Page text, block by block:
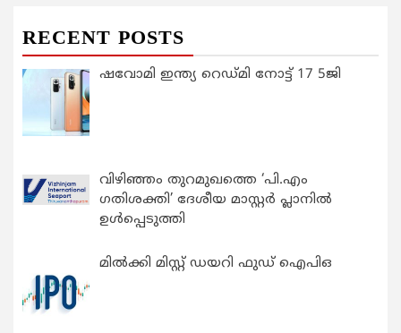
RECENT POSTS
ഷവോമി ഇന്ത്യ റെഡ്മി നോട്ട് 17 5ജി
വിഴിഞ്ഞം തുറമുഖത്തെ ‘പി.എം
ഗതിശക്തി’ ദേശീയ മാസ്റ്റർ പ്ലാനിൽ
ഉൾപ്പെടുത്തി
മിൽക്കി മിസ്റ്റ് ഡയറി ഫുഡ് ഐപിഒ